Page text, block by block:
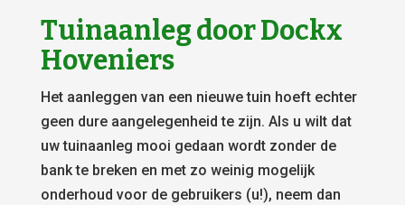
Tuinaanleg door Dockx
Hoveniers
Het aanleggen van een nieuwe tuin hoeft echter
geen dure aangelegenheid te zijn. Als u wilt dat
uw tuinaanleg mooi gedaan wordt zonder de
bank te breken en met zo weinig mogelijk
onderhoud voor de gebruikers (u!), neem dan